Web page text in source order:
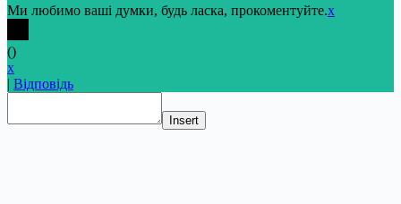
Ми любимо ваші думки, будь ласка, прокоментуйте.x
()
x
| Відповідь
Insert